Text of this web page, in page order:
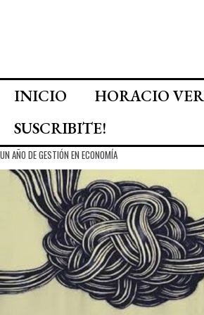
INICIO HORACIO
SUSCRIBITE!
UN AÑO DE GESTIÓN EN ECONOMÍA